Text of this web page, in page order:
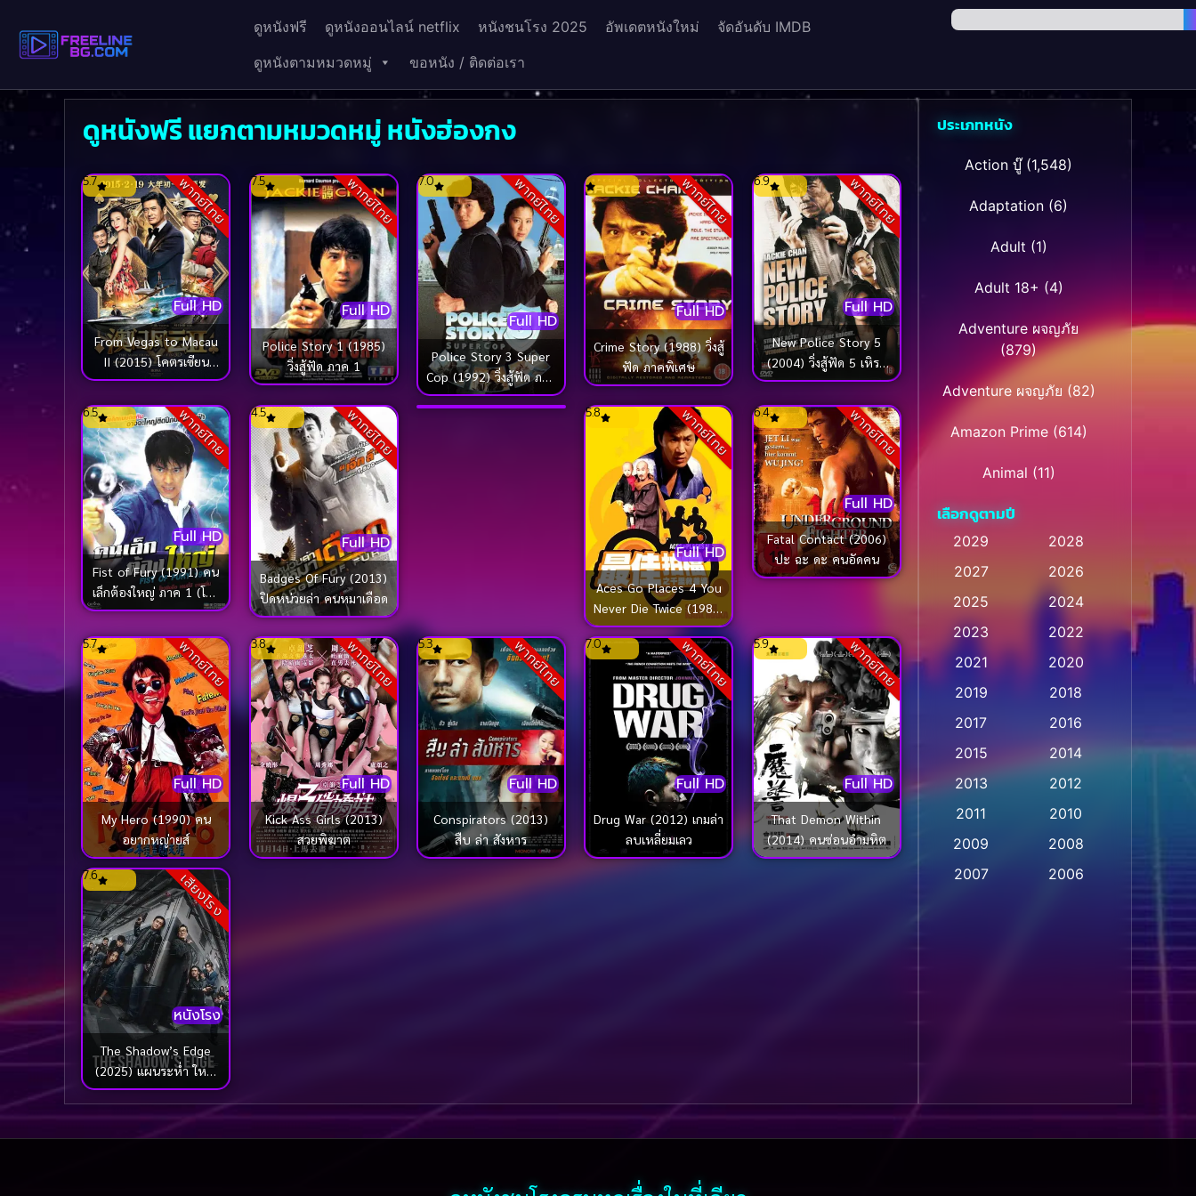
ดูหนังฟรี ดูหนังออนไลน์ netflix หนังชนโรง 2025 อัพเดตหนังใหม่
จัดอันดับ IMDB
ดูหนังตามหมวดหมู่
ขอหนัง / ติดต่อเรา
ดูหนังฟรี แยกตามหมวดหมู่ หนังฮ่องกง
พากย์ไทย
Full HD
5.7
From Vegas to Macau
II (2015) โคตรเซียน
มาเก๊าเขย่าเวกัส 2
พากย์ไทย
Full HD
7.5
Police Story 1 (1985)
วิ่งสู้ฟัด ภาค 1
พากย์ไทย
Full HD
7.0
Police Story 3 Super
Cop (1992) วิ่งสู้ฟัด ภาค
3
พากย์ไทย
Full HD
Crime Story (1988) วิ่งสู้
ฟัด ภาคพิเศษ
พากย์ไทย
Full HD
6.9
New Police Story 5
(2004) วิ่งสู้ฟัด 5 เหิรสู้
ฟัด
พากย์ไทย
Full HD
6.5
Fist of Fury (1991) คน
เล็กต้องใหญ่ ภาค 1 (โจว
ซิงฉือ)
พากย์ไทย
Full HD
4.5
Badges Of Fury (2013)
ปิดหน่วยล่า คนหมาเดือด
Full HD
5.5
Aces Go Places 5 The
Terracotta Hit (1989)
โคตรเก่งมหาเฮง ภาค 5
พากย์ไทย
Full HD
5.8
Aces Go Places 4 You
Never Die Twice (1986)
โคตรเก่งมหาเฮง ภาค 4
พากย์ไทย
Full HD
6.4
Fatal Contact (2006)
ปะ ฉะ ดะ คนอัดคน
พากย์ไทย
Full HD
5.7
My Hero (1990) คน
อยากหญ่ายส์
พากย์ไทย
Full HD
3.8
Kick Ass Girls (2013)
สวยพิฆาต
พากย์ไทย
Full HD
5.3
Conspirators (2013)
สืบ ล่า สังหาร
พากย์ไทย
Full HD
7.0
Drug War (2012) เกมล่า
ลบเหลี่ยมเลว
พากย์ไทย
Full HD
5.9
That Demon Within
(2014) คนซ่อนอำมหิต
เสียงโรง
หนังโรง
7.6
The Shadow’s Edge
(2025) แผนระห่ำ ใหญ่
ฟัดเดือด
ประเภทหนัง
Action บู๊(1,548)
Adaptation (6)
Adult (1)
Adult 18+ (4)
Adventure ผจญภัย
(879)
Adventure ผจญภัย (82)
Amazon Prime(614)
Animal (11)
Animation การ์ตูน
Animation การ์ตูน
Animation อนิเมชั่น(1)
Animation แอนิเมชั่น(1)
Anthology (2)
Apple TV (20)
เลือกดูตามปี
2029
2028
2027
2026
2025
2024
2023
2022
2021
2020
2019
2018
2017
2016
2015
2014
2013
2012
2011
2010
2009
2008
2007
2006